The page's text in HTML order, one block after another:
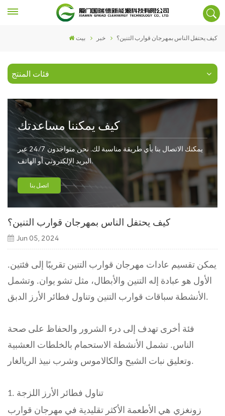
بيت خبر كيف يحتفل الناس بمهرجان قوارب التنين؟
فئات المنتج
كيف يمكننا مساعدتك
يمكنك الاتصال بنا بأي طريقة مناسبة لك. نحن متواجدون 24/7 عبر
البريد الإلكتروني أو الهاتف.
اتصل بنا
كيف يحتفل الناس بمهرجان قوارب التنين؟
Jun 05, 2024
يمكن تقسيم عادات مهرجان قوارب التنين تقريبًا إلى فئتين.
الأول هو عبادة إله التنين والأبطال، مثل تشو يوان. وتشمل
الأنشطة سباقات قوارب التنين وتناول فطائر الأرز الدبق.
فئة أخرى تهدف إلى درء الشرور والحفاظ على صحة
الناس. تشمل الأنشطة الاستحمام بالخلطات العشبية
وتعليق نبات الشيح والكالاموس وشرب نبيذ الريالغار.
1. تناول فطائر الأرز اللزجة
زونغزي هي الأطعمة الأكثر تقليدية في مهرجان قوارب